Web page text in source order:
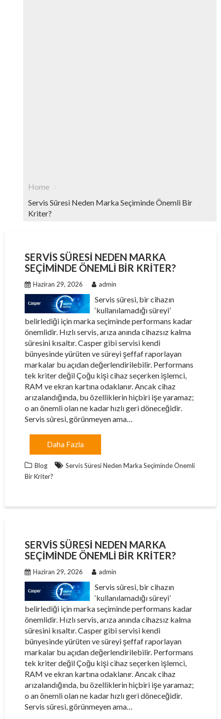
Home
Servis Süresi Neden Marka Seçiminde Önemli Bir
Kriter?
SERVIS SÜRESI NEDEN MARKA
SEÇIMINDE ÖNEMLI BIR KRITER?
Haziran 29, 2026 admin
Servis süresi, bir cihazın
‘kullanılamadığı süreyi’
belirlediği için marka seçiminde performans kadar
önemlidir. Hızlı servis, arıza anında cihazsız kalma
süresini kısaltır. Casper gibi servisi kendi
bünyesinde yürüten ve süreyi şeffaf raporlayan
markalar bu açıdan değerlendirilebilir. Performans
tek kriter değil Çoğu kişi cihaz seçerken işlemci,
RAM ve ekran kartına odaklanır. Ancak cihaz
arızalandığında, bu özelliklerin hiçbiri işe yaramaz;
o an önemli olan ne kadar hızlı geri döneceğidir.
Servis süresi, görünmeyen ama…
Daha Fazla
Blog
Servis Süresi Neden Marka Seçiminde Önemli
Bir Kriter?
SERVIS SÜRESI NEDEN MARKA
SEÇIMINDE ÖNEMLI BIR KRITER?
Haziran 29, 2026 admin
Servis süresi, bir cihazın
‘kullanılamadığı süreyi’
belirlediği için marka seçiminde performans kadar
önemlidir. Hızlı servis, arıza anında cihazsız kalma
süresini kısaltır. Casper gibi servisi kendi
bünyesinde yürüten ve süreyi şeffaf raporlayan
markalar bu açıdan değerlendirilebilir. Performans
tek kriter değil Çoğu kişi cihaz seçerken işlemci,
RAM ve ekran kartına odaklanır. Ancak cihaz
arızalandığında, bu özelliklerin hiçbiri işe yaramaz;
o an önemli olan ne kadar hızlı geri döneceğidir.
Servis süresi, görünmeyen ama…